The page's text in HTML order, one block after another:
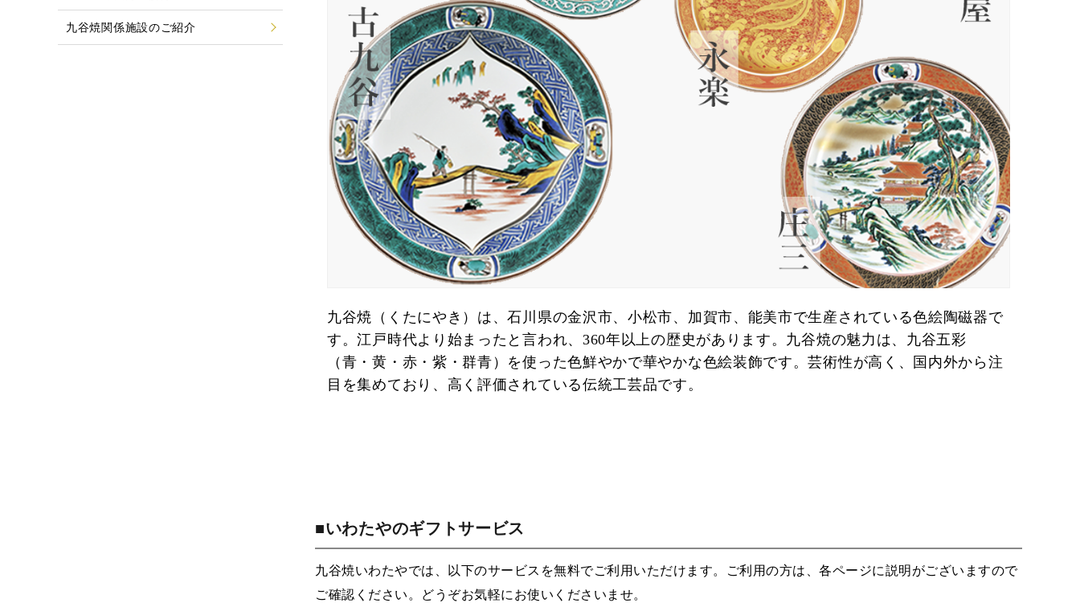
九谷焼（くたにやき）は、石川県の金沢市、小松市、加賀市、能美市で生産されている色絵陶磁器で
す。江戸時代より始まったと言われ、360年以上の歴史があります。九谷焼の魅力は、九谷五彩
（青・黄・赤・紫・群青）を使った色鮮やかで華やかな色絵装飾です。芸術性が高く、国内外から注
目を集めており、高く評価されている伝統工芸品です。
■いわたやのギフトサービス
九谷焼いわたやでは、以下のサービスを無料でご利用いただけます。ご利用の方は、各ページに説明がございますので
ご確認ください。どうぞお気軽にお使いくださいませ。
九谷焼関係施設のご紹介